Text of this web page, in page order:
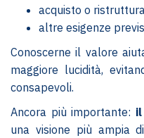
acquisto o
altre esigenze
Conoscerne il valore
maggiore lucidità,
consapevoli.
Ancora più importante:
una visione più ampia